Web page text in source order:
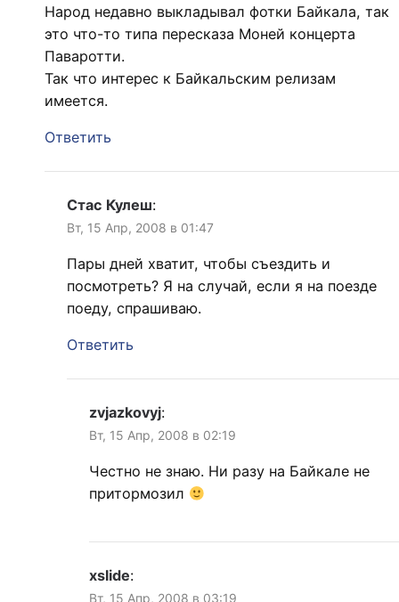
Народ недавно выкладывал фотки Байкала, так
это что-то типа пересказа Моней концерта
Паваротти.
Так что интерес к Байкальским релизам
имеется.
Ответить
Стас Кулеш:
Вт, 15 Апр, 2008 в 01:47
Пары дней хватит, чтобы съездить и
посмотреть? Я на случай, если я на поезде
поеду, спрашиваю.
Ответить
zvjazkovyj:
Вт, 15 Апр, 2008 в 02:19
Честно не знаю. Ни разу на Байкале не
притормозил
xslide:
Вт, 15 Апр, 2008 в 03:19